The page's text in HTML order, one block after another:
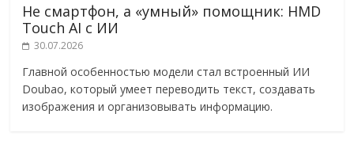
Не смартфон, а «умный» помощник: HMD
Touch AI с ИИ
30.07.2026
Главной особенностью модели стал встроенный ИИ
Doubao, который умеет переводить текст, создавать
изображения и организовывать информацию.